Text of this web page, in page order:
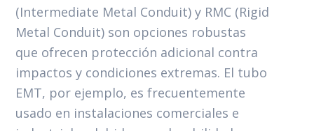
(Intermediate Metal Conduit) y RMC (Rigid
Metal Conduit) son opciones robustas
que ofrecen protección adicional contra
impactos y condiciones extremas. El tubo
EMT, por ejemplo, es frecuentemente
usado en instalaciones comerciales e